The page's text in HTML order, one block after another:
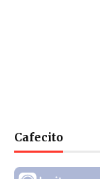
Cafecito